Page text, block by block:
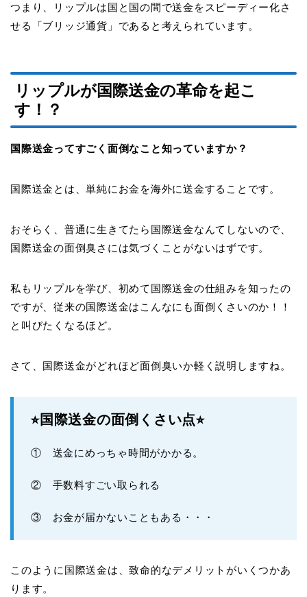
つまり、リップルは国と国の間で送金をスピーディー化さ
せる「ブリッジ通貨」であると考えられています。
リップルが国際送金の革命を起こ
す！？
国際送金ってすごく面倒なこと知っていますか？
国際送金とは、単純にお金を海外に送金することです。
おそらく、普通に生きてたら国際送金なんてしないので、
国際送金の面倒臭さには気づくことがないはずです。
私もリップルを学び、初めて国際送金の仕組みを知ったの
ですが、従来の国際送金はこんなにも面倒くさいのか！！
と叫びたくなるほど。
さて、国際送金がどれほど面倒臭いか軽く説明しますね。
⭐︎国際送金の面倒くさい点⭐︎
① 送金にめっちゃ時間がかかる。
② 手数料すごい取られる
③ お金が届かないこともある・・・
このように国際送金は、致命的なデメリットがいくつかあ
ります。